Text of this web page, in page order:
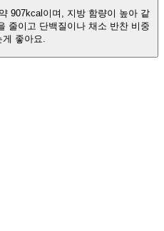
907kcal이며, 지방 함량이 높아 같
줄이고 단백질이나 채소 반찬 비중
게 좋아요.